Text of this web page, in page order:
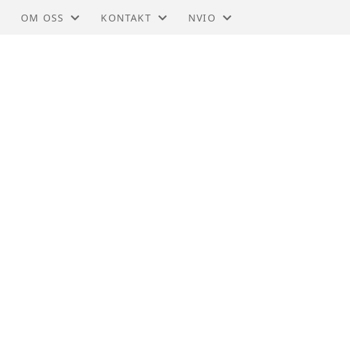
OM OSS KONTAKT NVIO